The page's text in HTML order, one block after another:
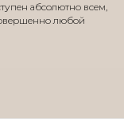
абсолютно всем,
любой